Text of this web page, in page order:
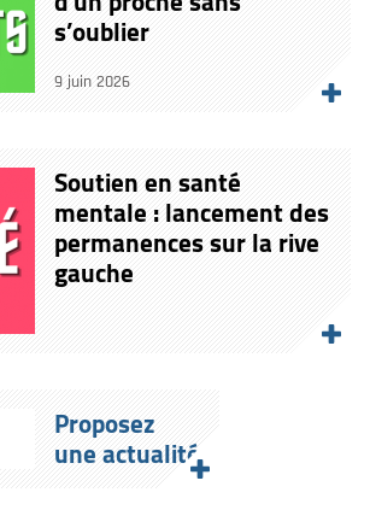
s’oublier
9 juin 2026
Soutien en santé
mentale : lancement des
permanences sur la rive
gauche
Proposez
une actualité